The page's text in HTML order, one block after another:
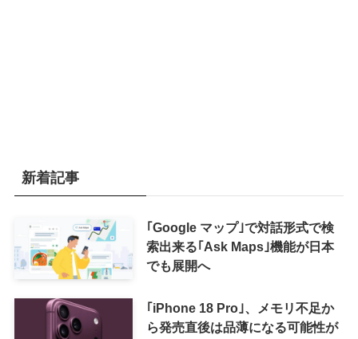
新着記事
｢Google マップ｣で対話形式で検
索出来る｢Ask Maps｣機能が日本
でも展開へ
｢iPhone 18 Pro｣、メモリ不足か
ら発売直後は品薄になる可能性が